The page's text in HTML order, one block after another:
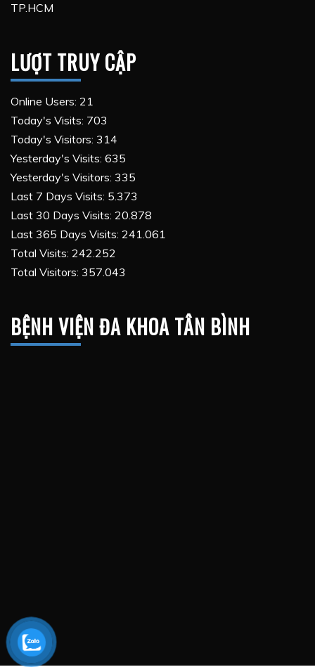
TP.HCM
LƯỢT TRUY CẬP
Online Users: 21
Today's Visits: 703
Today's Visitors: 314
Yesterday's Visits: 635
Yesterday's Visitors: 335
Last 7 Days Visits: 5.373
Last 30 Days Visits: 20.878
Last 365 Days Visits: 241.061
Total Visits: 242.252
Total Visitors: 357.043
BỆNH VIỆN ĐA KHOA TÂN BÌNH